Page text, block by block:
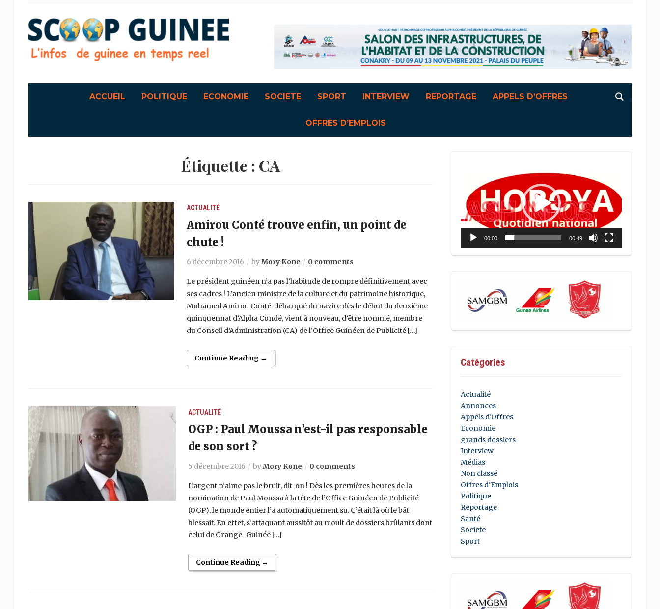
ACCUEIL POLITIQUE ECONOMIE SOCIETE SPORT INTERVIEW REPORTAGE APPELS D’OFFRES
OFFRES D’EMPLOIS
Étiquette : CA
ACTUALITÉ
Amirou Conté trouve enfin, un point de
chute !
6 décembre 2016 byMory Kone 0 comments
Le président guinéen n’a pas l’habitude de rompre définitivement avec
ses cadres ! L’ancien ministre de la culture et du patrimoine historique,
Mohamed Amirou Conté débarqué du navire dès le début du deuxième
quinquennat d’Alpha Condé, vient à nouveau, d’être nommé, membre
du Conseil d’Administration (CA) de l’Office Guinéen de Publicité […]
Continue Reading →
ACTUALITÉ
OGP : Paul Moussa n’est-il pas responsable
de son sort ?
5 décembre 2016 byMory Kone 0 comments
L’argent n’aime pas le bruit, dit-on ! Dès les premières heures de la
nomination de Paul Moussa à la tête de l’Office Guinéen de Publicité
(OGP), le monde entier l’a automatiquement su. C’était là où le bât
blessait. En effet, s’attaquant aussitôt au moult de dossiers brûlants dont
celui de Orange-Guinée […]
Continue Reading →
00:00 00:49
Catégories
Actualité
Annonces
Appels d'Offres
Economie
grands dossiers
Interview
Médias
Non classé
Offres d'Emplois
Politique
Reportage
Santé
Societe
Sport